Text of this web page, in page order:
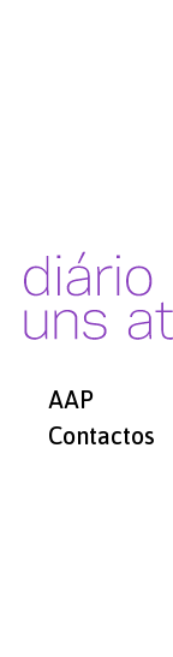
AAP
Contactos